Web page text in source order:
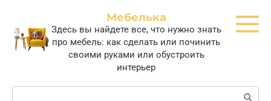
контенту
Мебелька
Здесь вы найдете все, что нужно знать
про мебель: как сделать или починить
своими руками или обустроить
интерьер
Поиск: